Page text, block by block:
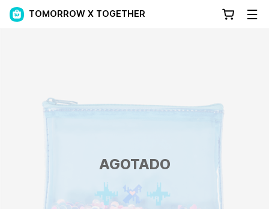
TOMORROW X TOGETHER
AGOTADO